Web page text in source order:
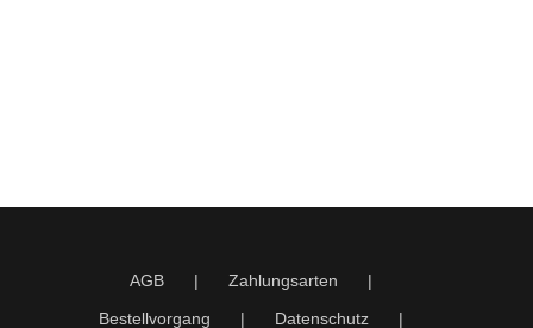
AGB
Zahlungsarten
Bestellvorgang
Datenschutz